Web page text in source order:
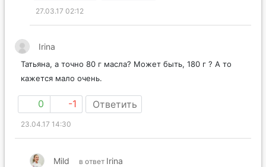
1 0 Ответить
27.03.17 02:12
Татьяна, а точно 80 г масла? Может быть, 180 г ? А то
0 -1 Ответить
23.04.17 14:30